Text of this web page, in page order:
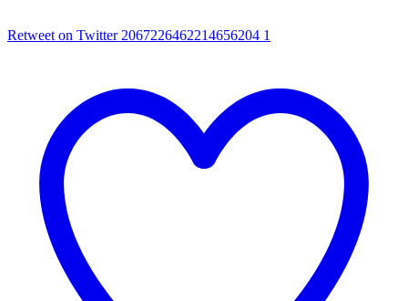
Retweet on Twitter 2067226462214656204 1